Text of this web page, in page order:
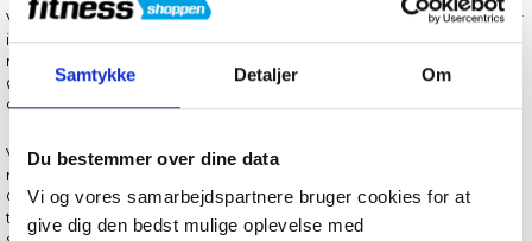
Samtykke Detaljer Om
Du bestemmer over dine data
Vi og vores samarbejdspartnere bruger cookies for at
give dig den bedst mulige oplevelse med
Vi tilbyder alt fra små tekniske plader til store løft: 1,25 kg vægtskiver
i 50 mm er ideel til finjustering og progressive stigninger i vægt,
mens 50 mm skiver på 5 kg og 10 kg dækker de fleste behov for
øget modstand. De tungere 50 mm vægtskiver på 15 kg og 20 kg
og 25 kg er perfekte til baseløft og styrkeopbygning.
Vægtskiver fremstilles typisk i gummi, støbejern eller støbejern
med gummibelægning for at mindske støj og beskytte gulv.
Overfladebehandling og præcis huldiameter sikrer en
tætsiddende pasform på 50 mm vægtstænger, hvilket giver en